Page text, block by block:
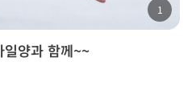
1
일양과 함께~~